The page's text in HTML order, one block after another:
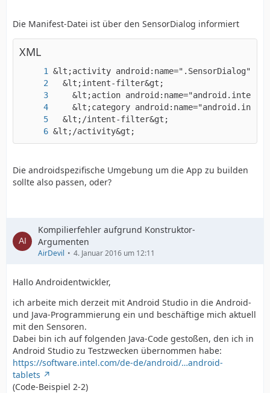
Die Manifest-Datei ist über den SensorDialog informiert
XML
&lt;/activity&gt;
Die androidspezifische Umgebung um die App zu builden
sollte also passen, oder?
Kompilierfehler aufgrund Konstruktor-
Argumenten
AirDevil 4. Januar 2016 um 12:11
Hallo Androidentwickler,
ich arbeite mich derzeit mit Android Studio in die Android-
und Java-Programmierung ein und beschäftige mich aktuell
mit den Sensoren.
Dabei bin ich auf folgenden Java-Code gestoßen, den ich in
Android Studio zu Testzwecken übernommen habe:
https://software.intel.com/de-de/android/…android-
tablets
(Code-Beispiel 2-2)